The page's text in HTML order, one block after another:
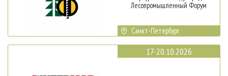
Лесопромышленный Форум
Санкт-Петербург
17-20.10.2026